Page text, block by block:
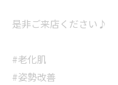
是非ご来店ください♪
#老化肌
#姿勢改善